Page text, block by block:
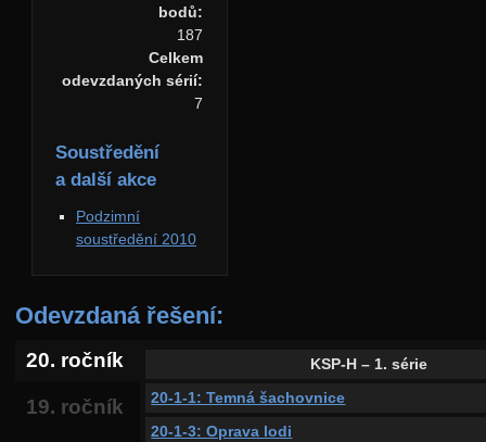
bodů:
187
Celkem
odevzdaných sérií:
7
Soustředění
a další akce
Podzimní
soustředění 2010
Odevzdaná řešení:
20. ročník
19. ročník
KSP-H – 1. série
20-1-1: Temná šachovnice
20-1-3: Oprava lodi